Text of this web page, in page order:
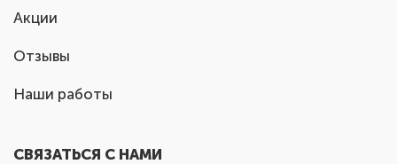
Акции
Отзывы
Наши работы
СВЯЗАТЬСЯ С НАМИ